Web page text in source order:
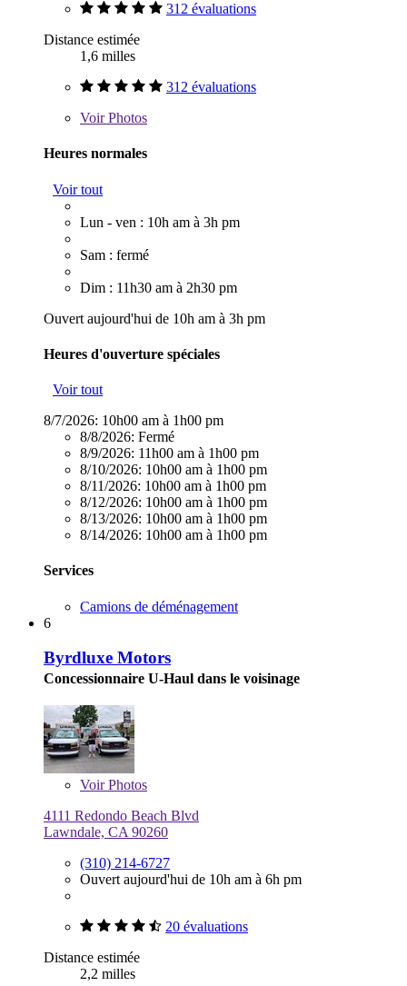
312 évaluations
Distance estimée
1,6 milles
312 évaluations
VoirPhotos
Heures normales
Voir tout
Lun - ven : 10h am à 3h pm
Sam : fermé
Dim : 11h30 am à 2h30 pm
Ouvert aujourd'hui de 10h am à 3h pm
Heures d'ouverture spéciales
Voir tout
8/7/2026: 10h00 am à 1h00 pm
8/8/2026: Fermé
8/9/2026: 11h00 am à 1h00 pm
8/10/2026: 10h00 am à 1h00 pm
8/11/2026: 10h00 am à 1h00 pm
8/12/2026: 10h00 am à 1h00 pm
8/13/2026: 10h00 am à 1h00 pm
8/14/2026: 10h00 am à 1h00 pm
Services
Camions de déménagement
6
Byrdluxe Motors
Concessionnaire U-Haul dans le voisinage
VoirPhotos
4111 Redondo Beach Blvd
Lawndale, CA 90260
(310) 214-6727
Ouvert aujourd'hui de 10h am à 6h pm
20 évaluations
Distance estimée
2,2 milles